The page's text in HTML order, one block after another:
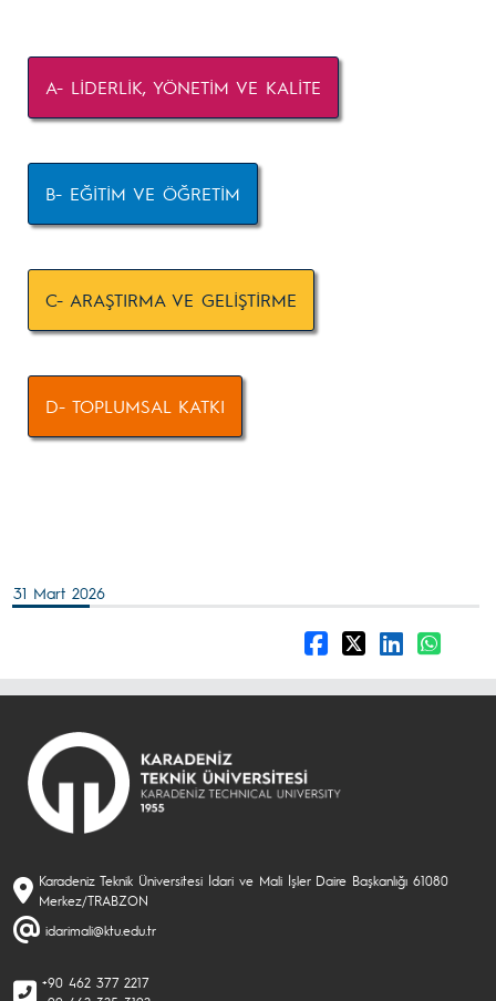
A- LİDERLİK, YÖNETİM VE KALİTE
B- EĞİTİM VE ÖĞRETİM
C- ARAŞTIRMA VE GELİŞTİRME
D- TOPLUMSAL KATKI
31 Mart 2026
Karadeniz Teknik Üniversitesi İdari ve Mali İşler Daire Başkanlığı 61080
Merkez/TRABZON
idarimali@ktu.edu.tr
+90 462 377 2217